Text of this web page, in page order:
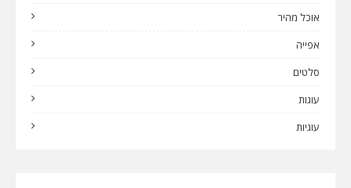
אוכל מהיר
אפייה
סלטים
עוגות
עוגיות